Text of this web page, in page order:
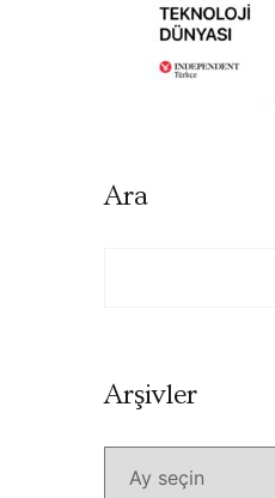
Ara
ArşivlerArşivler